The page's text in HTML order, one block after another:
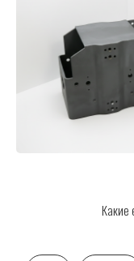
Какие